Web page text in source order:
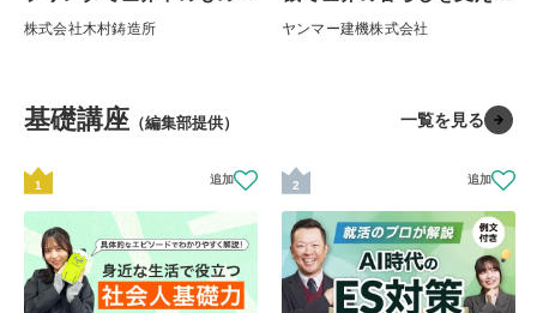
くりを支える職種理解イン
株式会社木村鋳造所
る。 ヤンマー建機ってど
ヤンマー建機株式会社
基礎講座 （編集部提供） 一覧を見る
1 2